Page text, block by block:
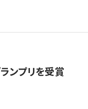
ンプリを受賞